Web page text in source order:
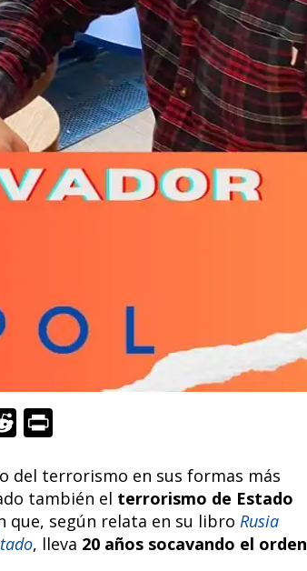
R
d
di
t
t
del terrorismo en sus formas más
también el terrorismo de Estado
que, según relata en su libro Rusia
, lleva 20 años socavando el orden